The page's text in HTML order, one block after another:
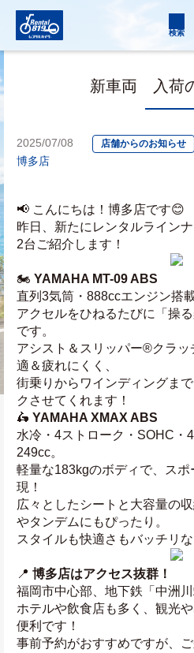
検索
新車両 入荷
2025/07/08 店舗からのお知らせ
博多店
📢 こんにちは！博多店です😊
昨日、新たにレンタルライン
2台ご紹介します！
🏍️ YAMAHA MT-09 ABS
直列3気筒・888ccエンジン搭
アクセルをひねるたびに「操
です。
アシスト＆スリッパー®クラ
適＆疲れにくく、
街乗りからワインディングま
クさせてくれます！
🛵 YAMAHA XMAX ABS
水冷・4ストローク・SOHC・
249cc。
軽量な183kgのボディで、ス
現！
広々としたシートと大容量の
やタンデムにもぴったり。
スタイルも快適さもバッチリ
📍 博多店はアクセス抜群！
福岡市中心部、地下鉄「中洲
ホテルや飲食店も多く、観光
便利です！
事前予約がおすすめですが、